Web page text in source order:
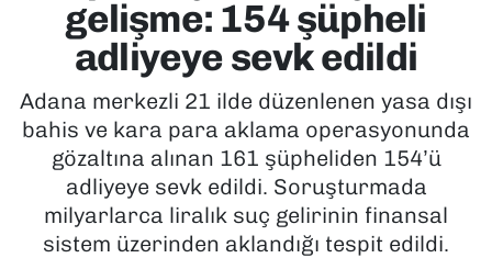
gelişme: 154 şüpheli
adliyeye sevk edildi
Adana merkezli 21 ilde düzenlenen yasa dışı
bahis ve kara para aklama operasyonunda
gözaltına alınan 161 şüpheliden 154’ü
adliyeye sevk edildi. Soruşturmada
milyarlarca liralık suç gelirinin finansal
sistem üzerinden aklandığı tespit edildi.
KÜLTÜR SANAT
MAGAZİN
POLİTİKA
SAĞLIK
SPOR
Son Dakika Haberleri
Haber Arşivi